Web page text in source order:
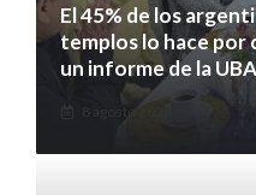
El 45% de los
templos lo hace por
un informe de la UBA
8 agosto 2026